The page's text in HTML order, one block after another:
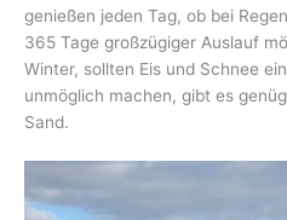
genießen jeden Tag, ob bei
365 Tage großzügiger Auslauf
Winter, sollten Eis und Schnee
unmöglich machen, gibt es
Sand.